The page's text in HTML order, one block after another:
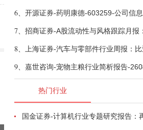
6、
7、
8、
9、 嘉世咨询-宠物主粮行业简析报告-
热门行业